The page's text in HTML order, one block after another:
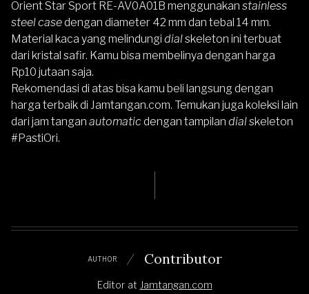
Orient Star Sport RE-AV0A01B menggunakan stainless
steel casedengan diameter 42 mm dan tebal 14 mm.
Material kaca yang melindungi dialskeleton ini terbuat
dari kristal safir. Kamu bisa membelinya dengan harga
Rp10 jutaan saja.
Rekomendasi di atas bisa kamu beli langsung dengan
harga terbaik di Jamtangan.com. Temukan juga koleksi lain
dari jam tangan automatic dengan tampilan dialskeleton
#PastiOri.
AUTHOR Contributor
Editor at Jamtangan.com